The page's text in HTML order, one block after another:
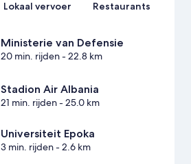
Lokaal vervoer Restaurants
Ministerie van Defensie
20 min. rijden- 22.8 km
Stadion Air Albania
21 min. rijden- 25.0 km
Universiteit Epoka
3 min. rijden- 2.6 km